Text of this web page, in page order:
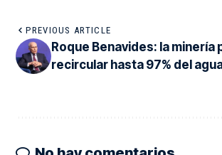
PREVIOUS ARTICLE
Roque Benavides: la minería
recircular hasta 97% del